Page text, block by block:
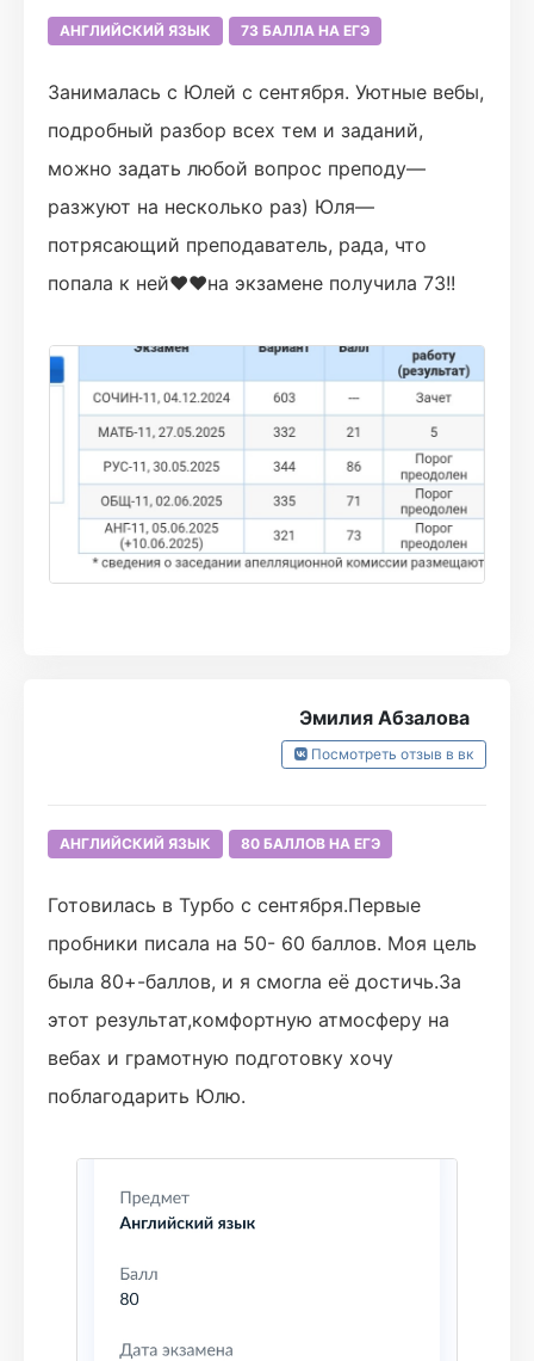
АНГЛИЙСКИЙ ЯЗЫК 73 БАЛЛА НА ЕГЭ
Занималась с Юлей с сентября. Уютные вебы,
подробный разбор всех тем и заданий,
можно задать любой вопрос преподу—
разжуют на несколько раз) Юля—
потрясающий преподаватель, рада, что
попала к ней❤❤на экзамене получила 73!!
Эмилия Абзалова
Посмотреть отзыв в вк
АНГЛИЙСКИЙ ЯЗЫК 80 БАЛЛОВ НА ЕГЭ
Готовилась в Турбо с сентября.Первые
пробники писала на 50- 60 баллов. Моя цель
была 80+-баллов, и я смогла её достичь.За
этот результат,комфортную атмосферу на
вебах и грамотную подготовку хочу
поблагодарить Юлю.